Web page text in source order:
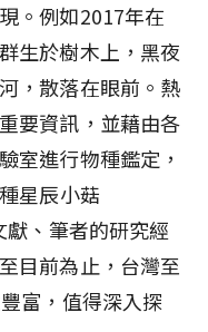
。例如2017年在
生於樹木上，黑夜
，散落在眼前。熱
要資訊，並藉由各
室進行物種鑑定，
星辰小菇
獻、筆者的研究經
目前為止，台灣至
富，值得深入探